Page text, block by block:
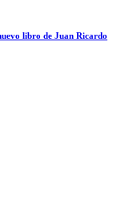
libro de Juan Ricardo